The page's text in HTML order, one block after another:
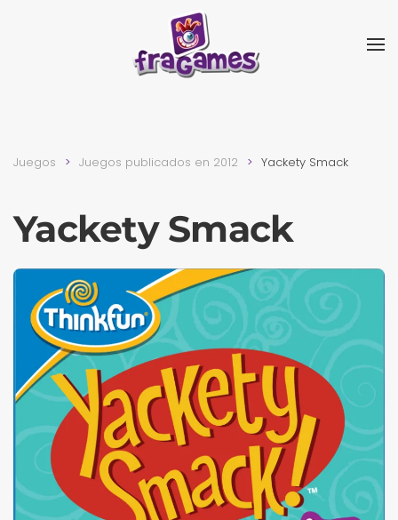
Skip to main content
Juegos Juegos publicados en 2012 Yackety Smack
Yackety Smack